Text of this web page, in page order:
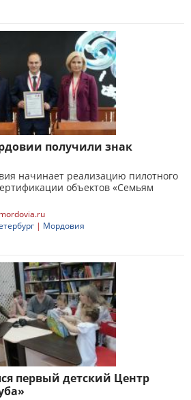
получили знак
начинает реализацию пилотного
объектов «Семьям
| Мордовия
первый детский Центр